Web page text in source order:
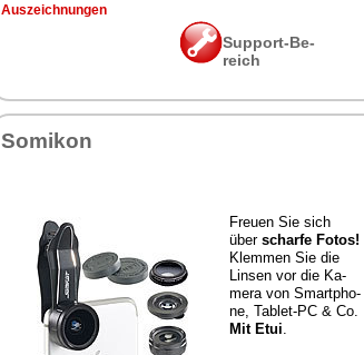
Aus­zeich­nun­gen
Sup­port-Be­
reich
So­mi­kon
Freu­en Sie sich
über schar­fe Fo­tos!
Klem­men Sie die
Lin­sen vor die Ka­
me­ra von Smart­pho­
ne, Ta­blet-PC & Co.
Mit Etui.